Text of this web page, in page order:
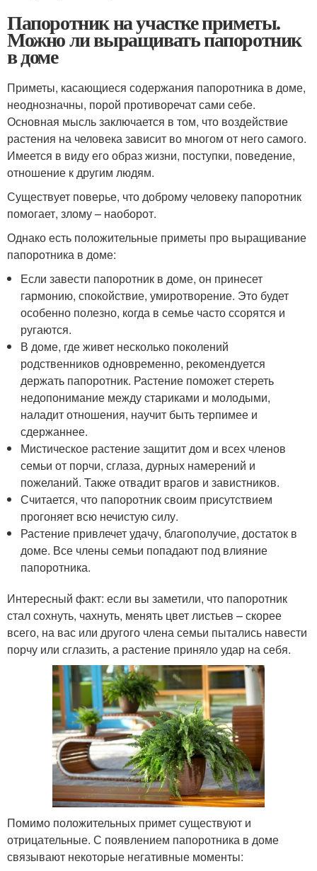
Папоротник на участке приметы.
Можно ли выращивать папоротник
в доме
Приметы, касающиеся содержания папоротника в доме,
неоднозначны, порой противоречат сами себе.
Основная мысль заключается в том, что воздействие
растения на человека зависит во многом от него самого.
Имеется в виду его образ жизни, поступки, поведение,
отношение к другим людям.
Существует поверье, что доброму человеку папоротник
помогает, злому – наоборот.
Однако есть положительные приметы про выращивание
папоротника в доме:
Если завести папоротник в доме, он принесет
гармонию, спокойствие, умиротворение. Это будет
особенно полезно, когда в семье часто ссорятся и
ругаются.
В доме, где живет несколько поколений
родственников одновременно, рекомендуется
держать папоротник. Растение поможет стереть
недопонимание между стариками и молодыми,
наладит отношения, научит быть терпимее и
сдержаннее.
Мистическое растение защитит дом и всех членов
семьи от порчи, сглаза, дурных намерений и
пожеланий. Также отвадит врагов и завистников.
Считается, что папоротник своим присутствием
прогоняет всю нечистую силу.
Растение привлечет удачу, благополучие, достаток в
доме. Все члены семьи попадают под влияние
папоротника.
Интересный факт: если вы заметили, что папоротник
стал сохнуть, чахнуть, менять цвет листьев – скорее
всего, на вас или другого члена семьи пытались навести
порчу или сглазить, а растение приняло удар на себя.
Помимо положительных примет существуют и
отрицательные. С появлением папоротника в доме
связывают некоторые негативные моменты: